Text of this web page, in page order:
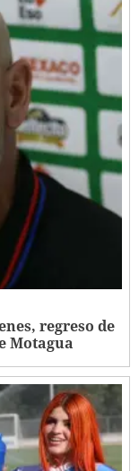
regreso de
Motagua